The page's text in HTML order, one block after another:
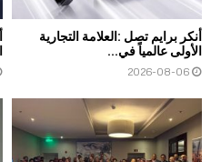
أنكر برايم تصل :العلامة التجارية
الأولى عالمياً في...
2026-08-06